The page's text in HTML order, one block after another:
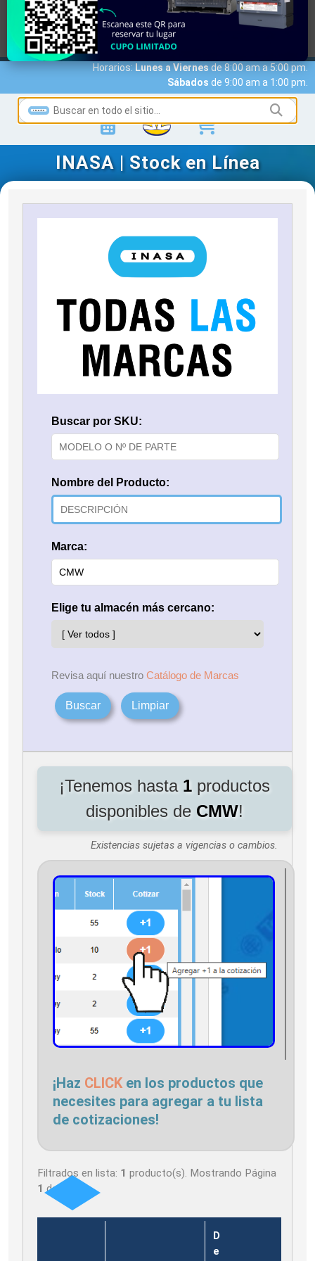
MARCAS ACCESO A CLIENTES
SERVICIOS
NOTICIAS
NOSOTROS
Horarios:Lunes a Viernesde 8:00 am a 5:00 pm.
Sábados de 9:00 am a 1:00 pm.
INASA | Stock en Línea
Buscar por SKU:
Nombre del Producto:
Marca:
Elige tu almacén más cercano:
Revisa aquí nuestro Catálogo de Marcas
Buscar Limpiar
¡Tenemos hasta 1 productos
disponibles de CMW!
Existencias sujetas a vigencias o cambios.
¡Haz CLICK en los productos que
necesites para agregar a tu lista
de cotizaciones!
Filtrados en lista: 1 producto(s). Mostrando Página
1 de
D
e